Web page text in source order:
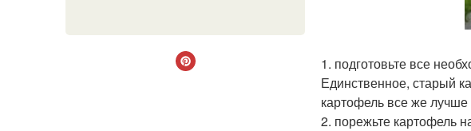
1. подготовьте все
Единственное, старый
картофель все же лучше
2. порежьте картофель